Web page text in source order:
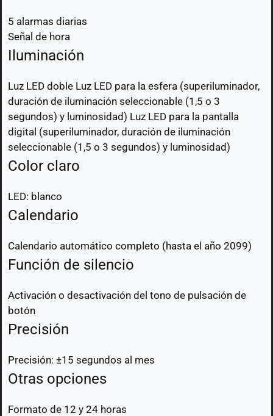
5 alarmas diarias
Señal de hora
Iluminación
Luz LED doble Luz LED para la esfera (superiluminador,
duración de iluminación seleccionable (1,5 o 3
segundos) y luminosidad) Luz LED para la pantalla
digital (superiluminador, duración de iluminación
seleccionable (1,5 o 3 segundos) y luminosidad)
Color claro
LED: blanco
Calendario
Calendario automático completo (hasta el año 2099)
Función de silencio
Activación o desactivación del tono de pulsación de
botón
Precisión
Precisión: ±15 segundos al mes
Otras opciones
Formato de 12 y 24 horas